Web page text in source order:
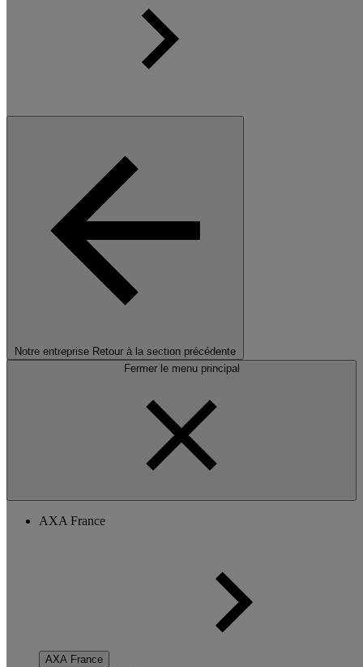
Notre entreprise Retour à la section précédente
Fermer le menu principal
AXA France
AXA France